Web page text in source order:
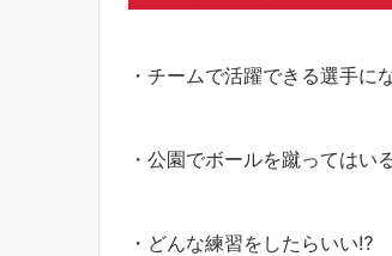
・チームで活躍できる選手に
・公園でボールを蹴ってはい
・どんな練習をしたらいい⁉︎